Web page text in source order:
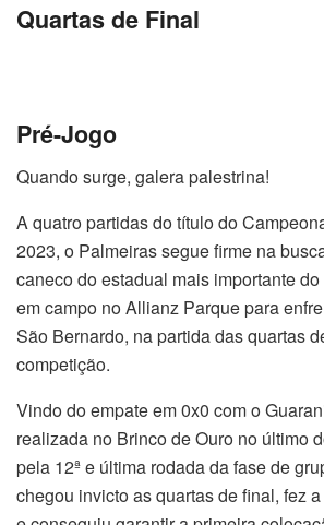
Quartas de Final
Pré-Jogo
Quando surge, galera palestrina!
A quatro partidas do título do
2023, o Palmeiras segue firme na
caneco do estadual mais importante
em campo no Allianz Parque para
São Bernardo, na partida das quartas
competição.
Vindo do empate em 0x0 com o
realizada no Brinco de Ouro no último
pela 12ª e última rodada da fase de
chegou invicto as quartas de final, fez